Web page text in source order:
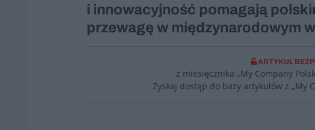
i innowacyjność pomagają
przewagę w międzynarodowym
ARTYKUŁ
z miesięcznika „My Company
Zyskaj dostęp do bazy artykułów z „My